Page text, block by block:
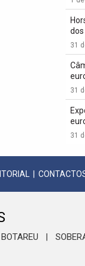
31
31
31
BOTAREU